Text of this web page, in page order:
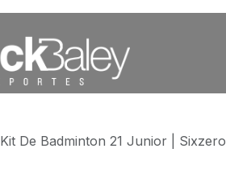
Kit De Badminton 21 Junior | Sixzero